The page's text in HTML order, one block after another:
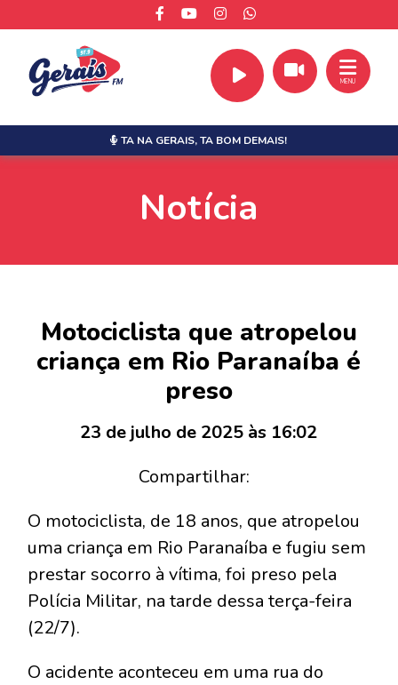
TA NA GERAIS,TA BOM DEMAIS!
MENU
Notícia
Motociclista que atropelou
criança em Rio Paranaíba é
preso
23 de julho de 2025 às 16:02
Compartilhar:
O motociclista, de 18 anos, que atropelou
uma criança em Rio Paranaíba e fugiu sem
prestar socorro à vítima, foi preso pela
Polícia Militar, na tarde dessa terça-feira
(22/7).
O acidente aconteceu em uma rua do